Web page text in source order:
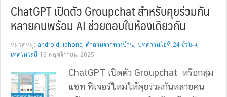
ChatGPT เปิดตัว Groupchat สำหรับคุยร่วมกัน
หลายคนพร้อม AI ช่วยตอบในห้องเดียวกัน
หมวดหมู่: android , iphone, คำถามจากทางบ้าน, บทความไอที 24 ชั่วโมง,
เทคโนโลยี 16 พฤศจิกายน 2025
ChatGPT เปิดตัว Groupchat หรือกลุ่ม
แชท ฟีเจอร์ใหม่ให้คุยร่วมกันหลายคน